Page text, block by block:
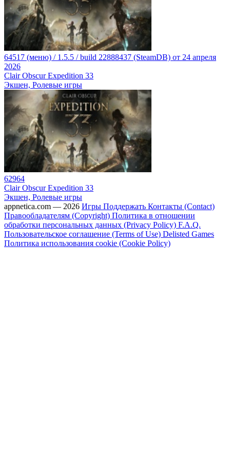
64517 (меню) / 1.5.5 / build 22888437 (SteamDB) от 24 апреля
2026
Clair Obscur Expedition 33
Экшен, Ролевые игры
62964
Clair Obscur Expedition 33
Экшен, Ролевые игры
appnetica.com — 2026 Игры Поддержать Контакты (Contact)
Правообладателям (Copyright) Политика в отношении
обработки персональных данных (Privacy Policy) F.A.Q.
Пользовательское соглашение (Terms of Use) Delisted Games
Политика использования cookie (Cookie Policy)